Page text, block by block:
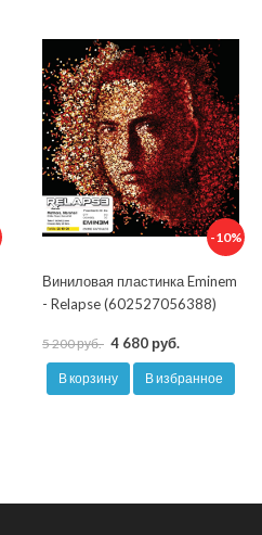
-10%
Виниловая пластинка Eminem
- Relapse (602527056388)
5 200 руб. 4 680 руб.
В корзину В избранное